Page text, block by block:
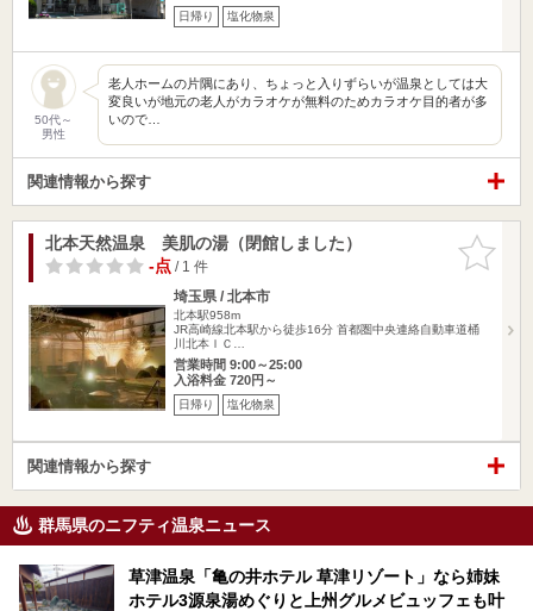
日帰り 塩化物泉
50代～
男性
老人ホームの片隅にあり、ちょっと入りずらいが温泉としては大
変良いが地元の老人がカラオケが無料のためカラオケ目的者が多
いので…
関連情報から探す
お気に入
りに追加
北本天然温泉 美肌の湯（閉館しました）
-点/ 1 件
埼玉県 / 北本市
北本駅958m
JR高崎線北本駅から徒歩16分 首都圏中央連絡自動車道桶
川北本ＩＣ…
営業時間 9:00～25:00
入浴料金 720円～
日帰り 塩化物泉
関連情報から探す
群馬県のニフティ温泉ニュース
草津温泉「亀の井ホテル 草津リゾート」なら姉妹
ホテル3源泉湯めぐりと上州グルメビュッフェも叶